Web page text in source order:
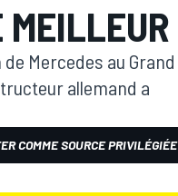
MEILLEUR
Mercedes au Grand
allemand a
COMME SOURCE PRIVILÉGIÉE